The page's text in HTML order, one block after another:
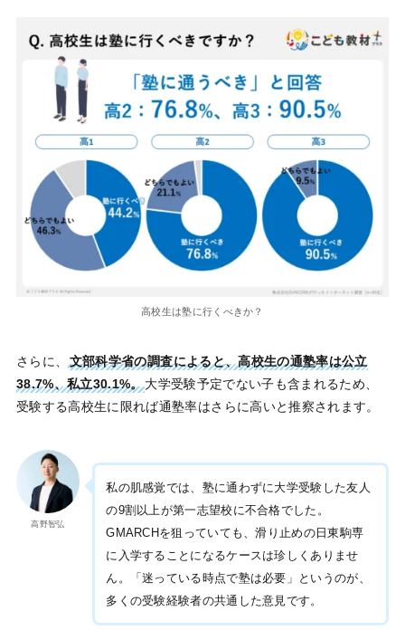
高校生は塾に行くべきか？
さらに、
文部科学省の調査によると、高校生の通塾率は公立
38.7%、私立30.1%。大学受験予定でない子も含まれるため、
受験する高校生に限れば通塾率はさらに高いと推察されます。
高野智弘
私の肌感覚では、塾に通わずに大学受験した友人
の9割以上が第一志望校に不合格でした。
GMARCHを狙っていても、滑り止めの日東駒専
に入学することになるケースは珍しくありませ
ん。「迷っている時点で塾は必要」というのが、
多くの受験経験者の共通した意見です。